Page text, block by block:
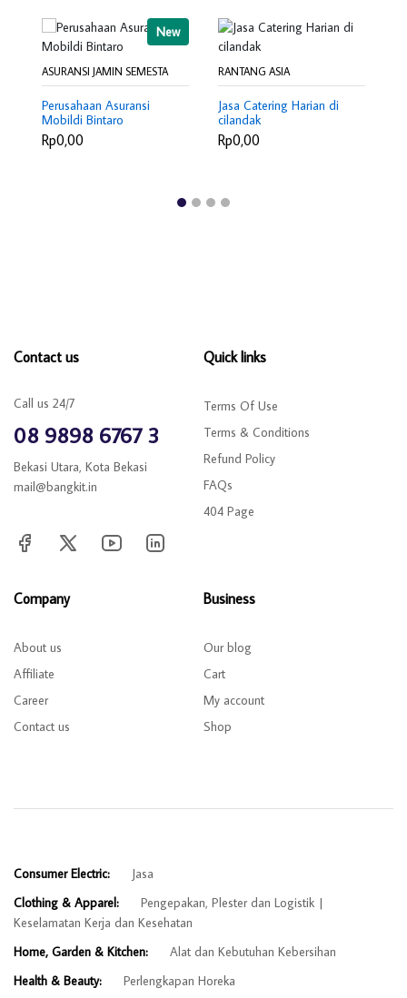
New
ASURANSI JAMIN SEMESTA
Perusahaan Asuransi
Mobildi Bintaro
Rp0,00
RANTANG ASIA
Jasa Catering Harian di
cilandak
Rp0,00
Contact us
Call us 24/7
08 9898 6767 3
Bekasi Utara, Kota Bekasi
mail@bangkit.in
Quick links
Terms Of Use
Terms & Conditions
Refund Policy
FAQs
404 Page
Company
About us
Affiliate
Career
Contact us
Business
Our blog
Cart
My account
Shop
Consumer Electric:
Jasa
Clothing & Apparel:
Pengepakan, Plester dan Logistik
Keselamatan Kerja dan Kesehatan
Home, Garden & Kitchen:
Alat dan Kebutuhan Kebersihan
Health & Beauty:
Perlengkapan Horeka